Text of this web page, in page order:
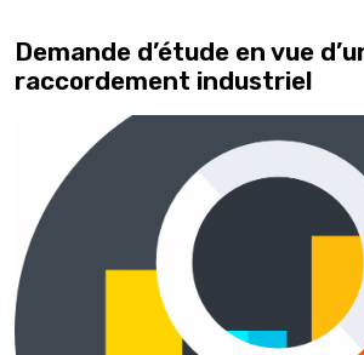
Demande d’étude en vue
raccordement industriel